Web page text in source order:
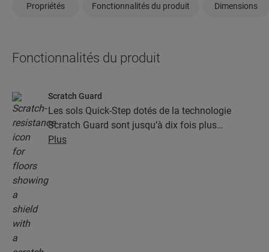
Propriétés Fonctionnalités du produit Dimensions
Fonctionnalités du produit
Scratch Guard
Les sols Quick-Step dotés de la technologie
Scratch Guard sont jusqu’à dix fois plus
résistants aux rayures que les autres sols.
Plus